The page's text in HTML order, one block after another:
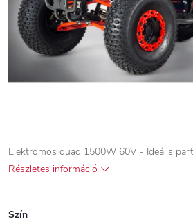
Elektromos quad 1500W 60V - Ideális
Részletes információ
Szín